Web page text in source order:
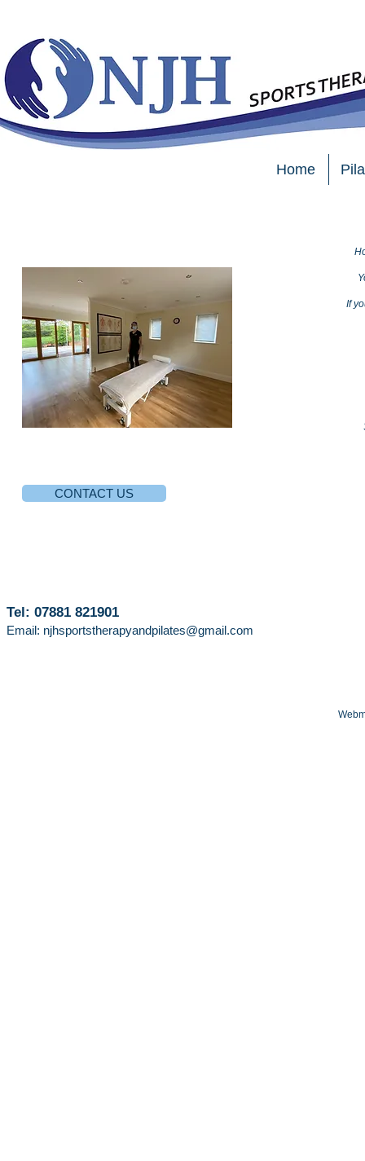
Home
CONTACT US
If
Tel: 07881 821901
Email: njhsportstherapyandpilates@gmail.com